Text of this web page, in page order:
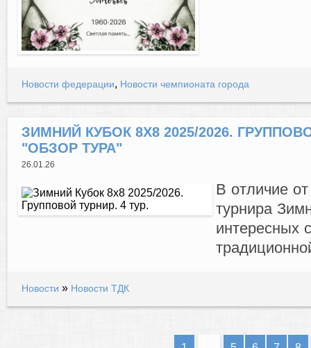
Новости федерации, Новости чемпионата города
ЗИМНИЙ КУБОК 8Х8 2025/2026.
"ОБЗОР ТУРА"
26.01.26
В отличие
турнира
интересных
Новости » Новости ТДК